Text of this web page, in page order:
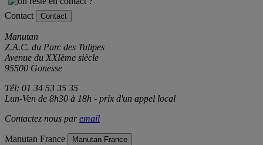
Contact Contact
Manutan
Z.A.C. du Parc des Tulipes
Avenue du XXIème siècle
95500 Gonesse
Tél: 01 34 53 35 35
Lun-Ven de 8h30 à 18h - prix d'un appel local
Contactez nous paremail
Manutan France Manutan France